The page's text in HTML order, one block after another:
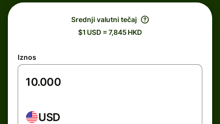
Srednji valutni tečaj
$1 USD = 7,845 HKD
Iznos
USD